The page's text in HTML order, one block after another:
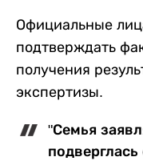
Официальные
подтверждать
получения
экспертизы.
"Семья